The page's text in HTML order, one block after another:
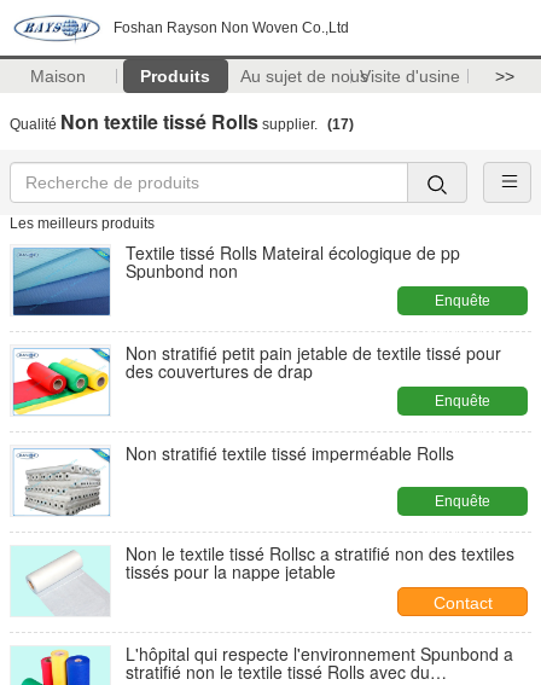
Foshan Rayson Non Woven Co.,Ltd
Maison Produits Au sujet de nousVisite d'usine >>
Qualité Non textile tissé Rolls supplier. (17)
Les meilleurs produits
Textile tissé Rolls Mateiral écologique de pp
Spunbond non
Enquête
maintenant
Non stratifié petit pain jetable de textile tissé pour
des couvertures de drap
Enquête
maintenant
Non stratifié textile tissé imperméable Rolls
Enquête
maintenant
Non le textile tissé Rollsc a stratifié non des textiles
tissés pour la nappe jetable
Contact
L'hôpital qui respecte l'environnement Spunbond a
stratifié non le textile tissé Rolls avec du